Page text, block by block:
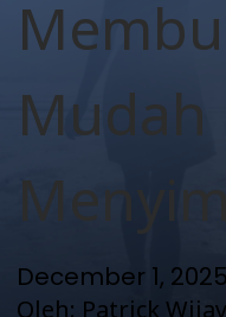
Mudah
December 1, 2025
Oleh: Patrick